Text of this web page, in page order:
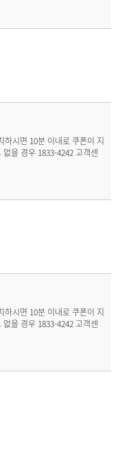
하시면 10분 이내로 쿠폰이 지
을 경우 1833-4242 고객센
하시면 10분 이내로 쿠폰이 지
을 경우 1833-4242 고객센